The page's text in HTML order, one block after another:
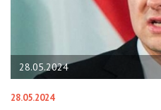
28.05.2024
28.05.2024